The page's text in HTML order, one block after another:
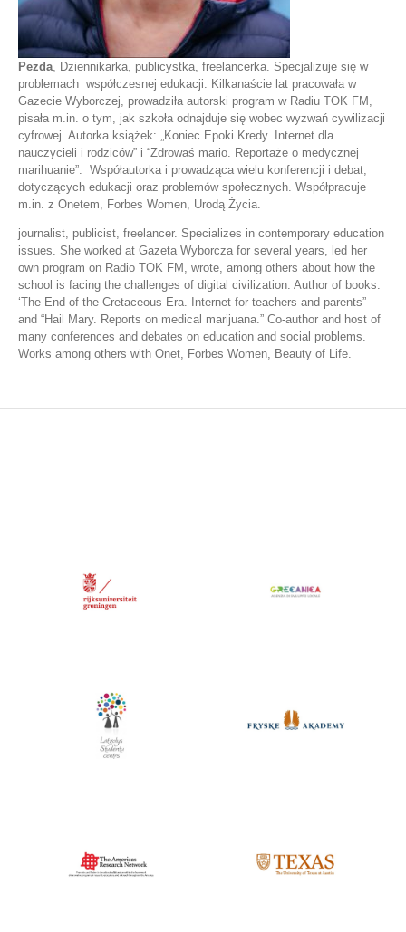
Pezda, Dziennikarka, publicystka, freelancerka. Specjalizuje się w
problemach współczesnej edukacji. Kilkanaście lat pracowała w
Gazecie Wyborczej, prowadziła autorski program w Radiu TOK FM,
pisała m.in. o tym, jak szkoła odnajduje się wobec wyzwań cywilizacji
cyfrowej. Autorka książek: „Koniec Epoki Kredy. Internet dla
nauczycieli i rodziców” i “Zdrowaś mario. Reportaże o medycznej
marihuanie”. Współautorka i prowadząca wielu konferencji i debat,
dotyczących edukacji oraz problemów społecznych. Współpracuje
m.in. z Onetem, Forbes Women, Urodą Życia.
journalist, publicist, freelancer. Specializes in contemporary education
issues. She worked at Gazeta Wyborcza for several years, led her
own program on Radio TOK FM, wrote, among others about how the
school is facing the challenges of digital civilization. Author of books:
‘The End of the Cretaceous Era. Internet for teachers and parents”
and “Hail Mary. Reports on medical marijuana.” Co-author and host of
many conferences and debates on education and social problems.
Works among others with Onet, Forbes Women, Beauty of Life.